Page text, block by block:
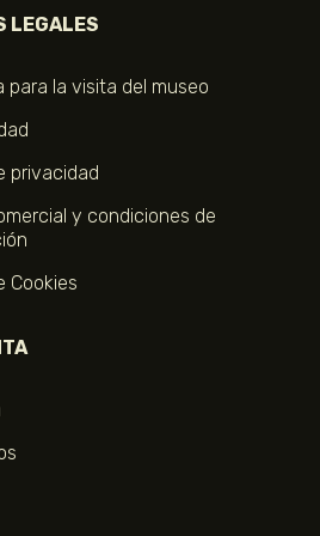
LEGALES
para la visita del museo
privacidad
y condiciones de
Cookies